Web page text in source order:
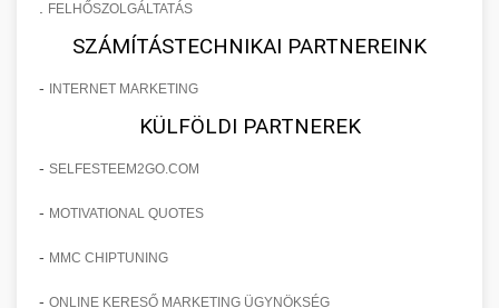
FELHŐSZOLGÁLTATÁS
SZÁMÍTÁSTECHNIKAI PARTNEREINK
- INTERNET MARKETING
KÜLFÖLDI PARTNEREK
- SELFESTEEM2GO.COM
- MOTIVATIONAL QUOTES
- MMC CHIPTUNING
- ONLINE KERESŐ MARKETING ÜGYNÖKSÉG